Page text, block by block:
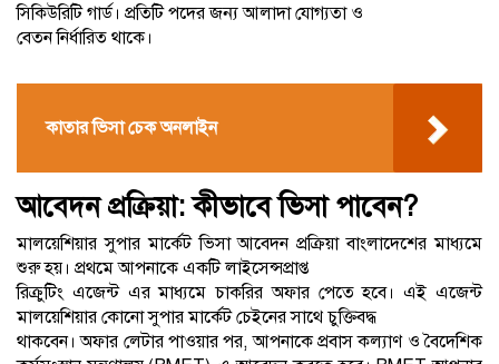
সিকিউরিটি গার্ড। প্রতিটি পদের জন্য আলাদা যোগ্যতা ও
বেতন নির্ধারিত থাকে।
কাতার ভিসা চেক অনলাইন
আবেদন প্রক্রিয়া: কীভাবে ভিসা পাবেন?
মালয়েশিয়ার সুপার মার্কেট ভিসা আবেদন প্রক্রিয়া বাংলাদেশের মাধ্যমে
শুরু হয়। প্রথমে আপনাকে একটি লাইসেন্সপ্রাপ্ত
রিক্রুটিং এজেন্ট এর মাধ্যমে চাকরির অফার পেতে হবে। এই এজেন্ট
মালয়েশিয়ার কোনো সুপার মার্কেট চেইনের সাথে চুক্তিবদ্ধ
থাকবেন। অফার লেটার পাওয়ার পর, আপনাকে প্রবাস কল্যাণ ও বৈদেশিক